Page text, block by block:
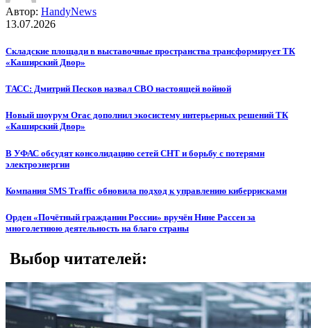
Автор: HandyNews
13.07.2026
Складские площади в выставочные пространства трансформирует ТК
«Каширский Двор»
ТАСС: Дмитрий Песков назвал СВО настоящей войной
Новый шоурум Orac дополнил экосистему интерьерных решений ТК
«Каширский Двор»
В УФАС обсудят консолидацию сетей СНТ и борьбу с потерями
электроэнергии
Компания SMS Traffic обновила подход к управлению киберрисками
Орден «Почётный гражданин России» вручён Нине Рассен за
многолетнюю деятельность на благо страны
Выбор читателей: